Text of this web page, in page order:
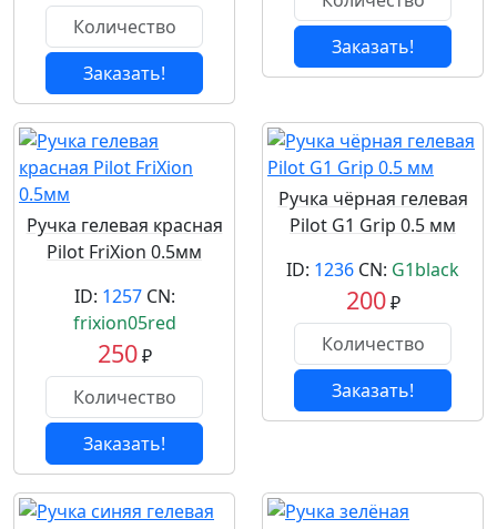
Заказать!
Заказать!
Ручка гелевая красная
Pilot FriXion 0.5мм
ID: 1257CN:
frixion05red
250₽
Заказать!
Ручка чёрная гелевая
Pilot G1 Grip 0.5 мм
ID: 1236 CN: G1black
200₽
Заказать!